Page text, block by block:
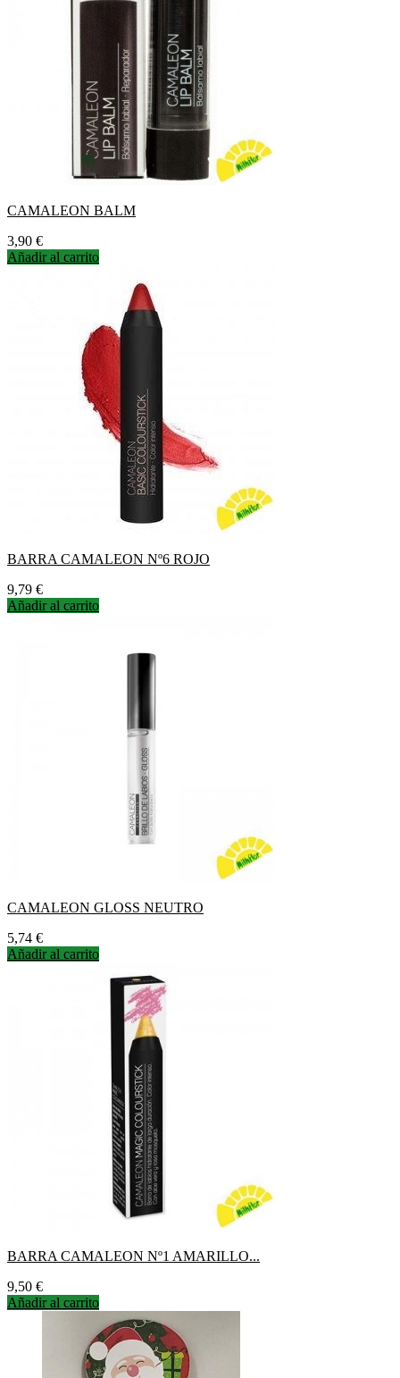
CAMALEON BALM
Precio
3,90 €
Añadir al carrito
BARRA CAMALEON Nº6 ROJO
Precio
9,79 €
Añadir al carrito
CAMALEON GLOSS NEUTRO
Precio
5,74 €
Añadir al carrito
BARRA CAMALEON Nº1 AMARILLO...
Precio
9,50 €
Añadir al carrito